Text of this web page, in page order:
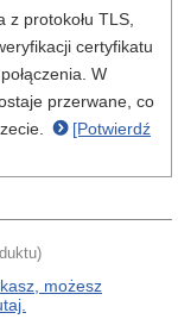
z protokołu TLS,
certyfikatu
W
przerwane, co
[Potwierdź
możesz